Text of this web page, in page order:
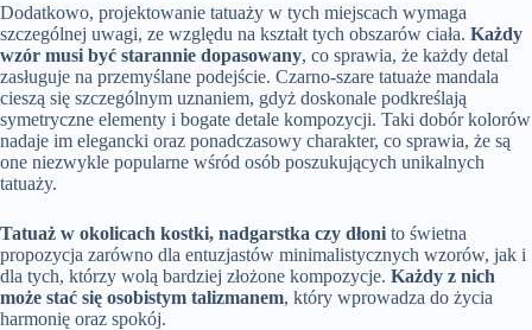
Dodatkowo, projektowanie tatuaży w tych miejscach wymaga
szczególnej uwagi, ze względu na kształt tych obszarów ciała. Każdy
wzór musi być starannie dopasowany, co sprawia, że każdy detal
zasługuje na przemyślane podejście. Czarno-szare tatuaże mandala
cieszą się szczególnym uznaniem, gdyż doskonale podkreślają
symetryczne elementy i bogate detale kompozycji. Taki dobór kolorów
nadaje im elegancki oraz ponadczasowy charakter, co sprawia, że są
one niezwykle popularne wśród osób poszukujących unikalnych
tatuaży.
Tatuaż w okolicach kostki, nadgarstka czy dłoni to świetna
propozycja zarówno dla entuzjastów minimalistycznych wzorów, jak i
dla tych, którzy wolą bardziej złożone kompozycje. Każdy z nich
może stać się osobistym talizmanem, który wprowadza do życia
harmonię oraz spokój.